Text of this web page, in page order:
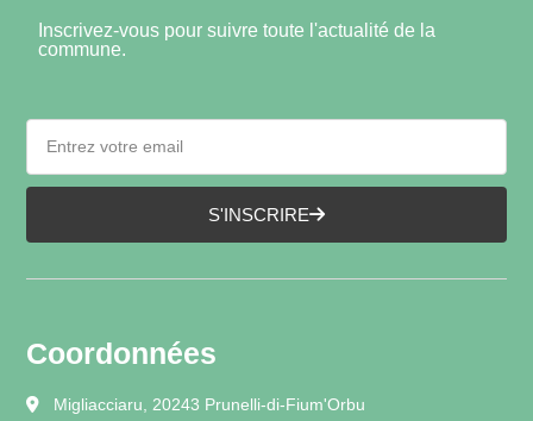
Inscrivez-vous pour suivre toute l'actualité de la
commune.
S'INSCRIRE
Coordonnées
Migliacciaru, 20243 Prunelli-di-Fium'Orbu